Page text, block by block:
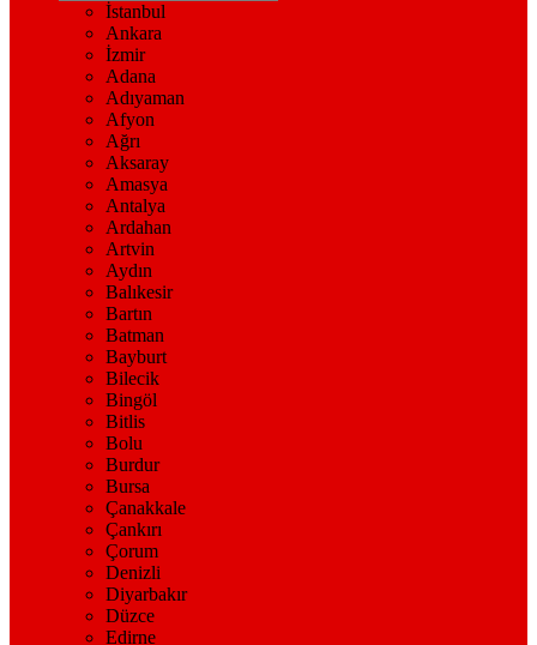
İstanbul
Ankara
İzmir
Adana
Adıyaman
Afyon
Ağrı
Aksaray
Amasya
Antalya
Ardahan
Artvin
Aydın
Balıkesir
Bartın
Batman
Bayburt
Bilecik
Bingöl
Bitlis
Bolu
Burdur
Bursa
Çanakkale
Çankırı
Çorum
Denizli
Diyarbakır
Düzce
Edirne